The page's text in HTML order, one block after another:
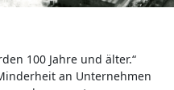
100 Jahre und älter.“
an Unternehmen